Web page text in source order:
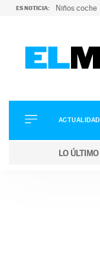
ES NOTICIA: Niños coche
ELÉCTRICOS
CONDUCIR
ACTUALIDAD
LO ÚLTIMO